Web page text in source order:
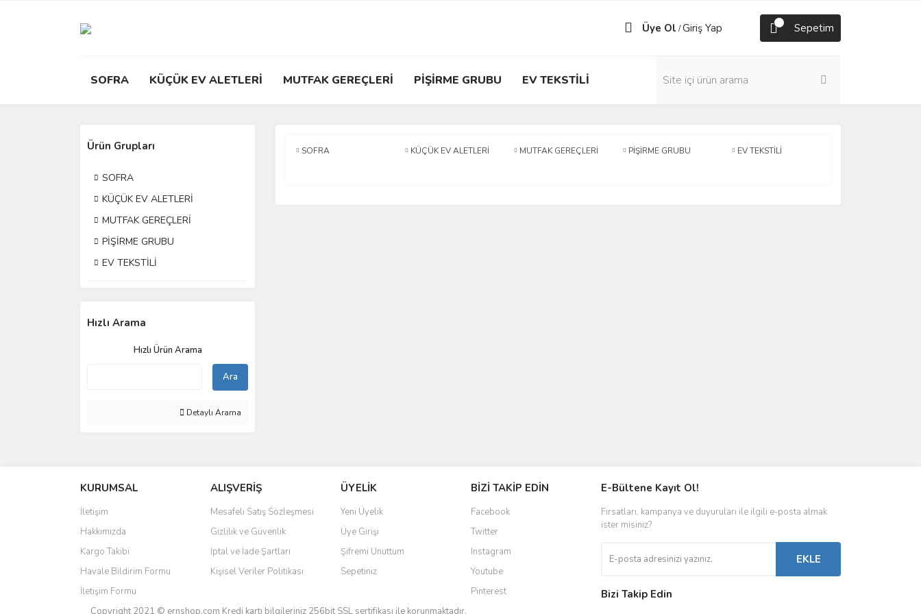
Üye Ol /Giriş Yap Sepetim
SOFRA KÜÇÜK EV ALETLERİ MUTFAK GEREÇLERİ PİŞİRME GRUBU EV TEKSTİLİ
Ürün Grupları
SOFRA
KÜÇÜK EV ALETLERİ
MUTFAK GEREÇLERİ
PİŞİRME GRUBU
EV TEKSTİLİ
Hızlı Arama
Hızlı Ürün Arama
Ara
Detaylı Arama
SOFRA KÜÇÜK EV ALETLERİ MUTFAK GEREÇLERİ PİŞİRME GRUBU EV TEKSTİLİ
KURUMSAL
İletişim
Hakkımızda
Kargo Takibi
Havale Bildirim Formu
İletişim Formu
ALIŞVERİŞ
Mesafeli Satış Sözleşmesi
Gizlilik ve Güvenlik
İptal ve İade Şartları
Kişisel Veriler Politikası
ÜYELİK
Yeni Üyelik
Üye Girişi
Şifremi Unuttum
Sepetiniz
BİZİ TAKİP EDİN
Facebook
Twitter
Instagram
Youtube
Pinterest
Copyright 2021 © ernshop.com Kredi kartı bilgileriniz 256bit SSL sertifikası ile korunmaktadır.
E-Bültene Kayıt Ol!
Fırsatları, kampanya ve duyuruları ile ilgili e-posta almak
ister misiniz?
EKLE
Bizi Takip Edin